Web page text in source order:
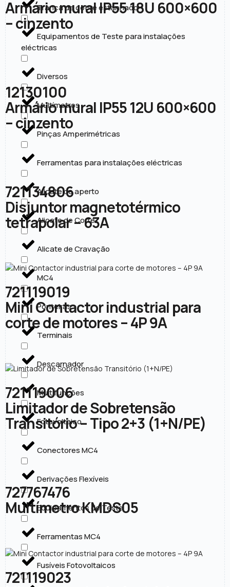
Trança de cobre estanhado
Equipamentos de Teste para instalações
eléctricas
Diversos
Multímetros
Pinças Amperimétricas
Ferramentas para instalações eléctricas
Alicate de aperto
Alicate de Corte
Alicate de Cravação
MC4
Ponteiras
Terminais
Descarnador
Multifunções
Fotovoltaico
Conectores MC4
Derivações Flexíveis
Equipamentos de Teste
Ferramentas MC4
Fusíveis Fotovoltaicos
Armário mural IP55 18U 600×600
– cinzento
12130100
Armário mural IP55 12U 600×600
– cinzento
721134806
Disjuntor magnetotérmico
tetrapolar – 63A
721119019
Mini Contactor industrial para
corte de motores – 4P 9A
721119006
Limitador de Sobretensão
Transitório – Tipo 2+3 (1+N/PE)
727767476
Multímetro KMDS05
721119023